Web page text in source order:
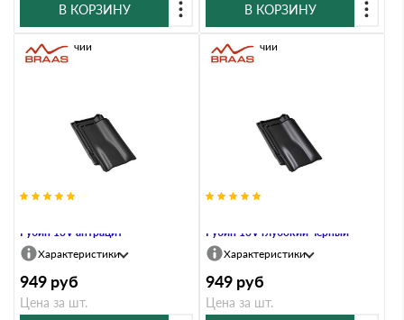
В КОРЗИНУ
В КОРЗИНУ
Рубин 13V антрацит
В наличии
Характеристики
949 руб
Цена за шт.
Рубин 13V глубокий черный
В наличии
Характеристики
949 руб
Цена за шт.